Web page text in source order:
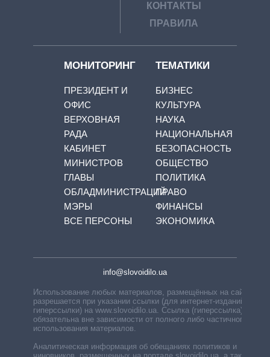
КОНТАКТЫ
ПРАВИЛА
МОНИТОРИНГ
ПРЕЗИДЕНТ И
ОФИС
ВЕРХОВНАЯ
РАДА
КАБИНЕТ
МИНИСТРОВ
ГЛАВЫ
ОБЛАДМИНИСТРАЦИЙ
МЭРЫ
ВСЕ ПЕРСОНЫ
ТЕМАТИКИ
БИЗНЕС
КУЛЬТУРА
НАУКА
НАЦИОНАЛЬНАЯ
БЕЗОПАСНОСТЬ
ОБЩЕСТВО
ПОЛИТИКА
ПРАВО
ФИНАНСЫ
ЭКОНОМИКА
info@slovoidilo.ua
Использование любых материалов, размещённых на сайте,
разрешается при указании ссылки (для интернет-изданий —
гиперссылки) на www.slovoidilo.ua. Ссылка (гиперссылка)
обязательна вне зависимости от полного либо частичного
использования материалов.
Аналитическая информация об обещаниях политиков и